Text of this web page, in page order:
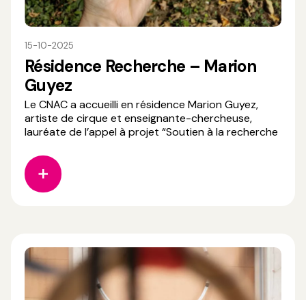
15-10-2025
Résidence Recherche – Marion
Guyez
Le CNAC a accueilli en résidence Marion Guyez,
artiste de cirque et enseignante-chercheuse,
lauréate de l’appel à projet “Soutien à la recherche
pour le cirque” explore l’émergence et le rôle des
dramaturges dans le cirque contemporain : leurs